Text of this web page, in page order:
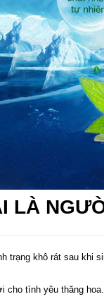
LÀ
trạng khô rát sau khi
cho tình yêu thăng hoa.